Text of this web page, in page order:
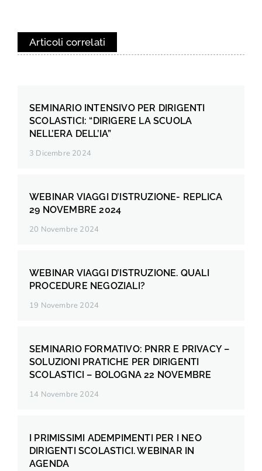
Articoli correlati
SEMINARIO INTENSIVO PER DIRIGENTI
SCOLASTICI: “DIRIGERE LA SCUOLA
NELL’ERA DELL’IA”
3 Dicembre 2024
WEBINAR VIAGGI D’ISTRUZIONE- REPLICA
29 NOVEMBRE 2024
20 Novembre 2024
WEBINAR VIAGGI D’ISTRUZIONE. QUALI
PROCEDURE NEGOZIALI?
19 Novembre 2024
SEMINARIO FORMATIVO: PNRR E PRIVACY –
SOLUZIONI PRATICHE PER DIRIGENTI
SCOLASTICI – BOLOGNA 22 NOVEMBRE
14 Novembre 2024
I PRIMISSIMI ADEMPIMENTI PER I NEO
DIRIGENTI SCOLASTICI. WEBINAR IN
AGENDA